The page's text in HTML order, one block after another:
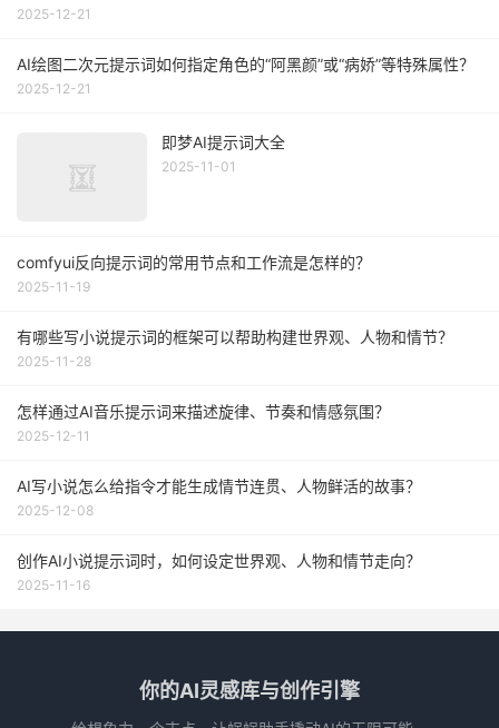
2025-12-21
AI绘图二次元提示词如何指定角色的“阿黑颜”或“病娇”等特殊属性？
2025-12-21
即梦AI提示词大全
2025-11-01
comfyui反向提示词的常用节点和工作流是怎样的？
2025-11-19
有哪些写小说提示词的框架可以帮助构建世界观、人物和情节？
2025-11-28
怎样通过AI音乐提示词来描述旋律、节奏和情感氛围？
2025-12-11
AI写小说怎么给指令才能生成情节连贯、人物鲜活的故事？
2025-12-08
创作AI小说提示词时，如何设定世界观、人物和情节走向？
2025-11-16
你的AI灵感库与创作引擎